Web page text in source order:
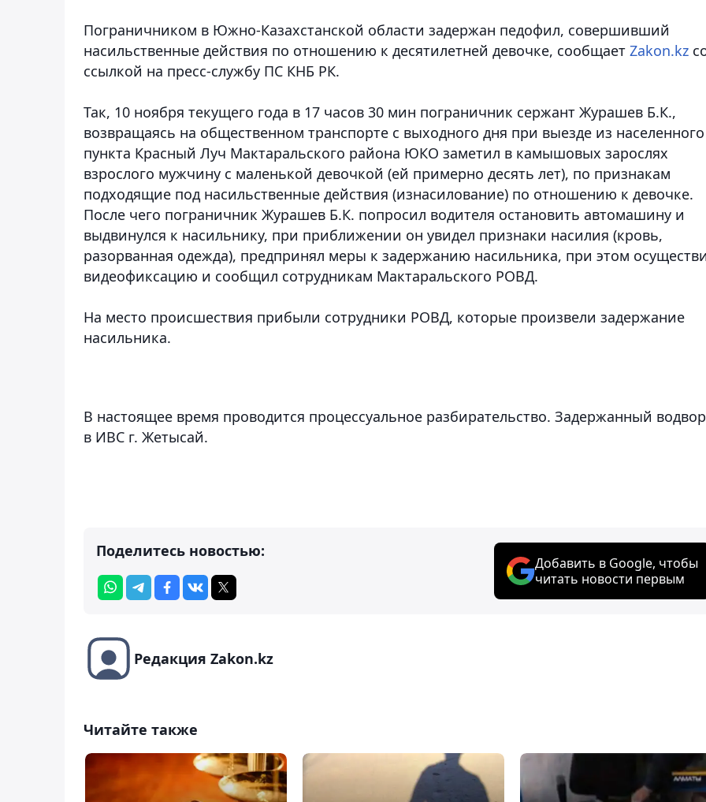
Пограничником в Южно-Казахстанской области задержан педофил, совершивший
насильственные действия по отношению к десятилетней девочке, сообщает Zakon.kz
ссылкой на пресс-службу ПС КНБ РК.
Так, 10 ноября текущего года в 17 часов 30 мин пограничник сержант Журашев Б.К.,
возвращаясь на общественном транспорте с выходного дня при выезде из населенного
пункта Красный Луч Мактаральского района ЮКО заметил в камышовых зарослях
взрослого мужчину с маленькой девочкой (ей примерно десять лет), по признакам
подходящие под насильственные действия (изнасилование) по отношению к девочке.
После чего пограничник Журашев Б.К. попросил водителя остановить автомашину и
выдвинулся к насильнику, при приближении он увидел признаки насилия (кровь,
разорванная одежда), предпринял меры к задержанию насильника, при этом
видеофиксацию и сообщил сотрудникам Мактаральского РОВД.
На место происшествия прибыли сотрудники РОВД, которые произвели задержание
насильника.
В настоящее время проводится процессуальное разбирательство. Задержанный
в ИВС г. Жетысай.
Поделитесь новостью:
Добавить в Google, чтобы
читать новости первым
Редакция Zakon.kz
Читайте также